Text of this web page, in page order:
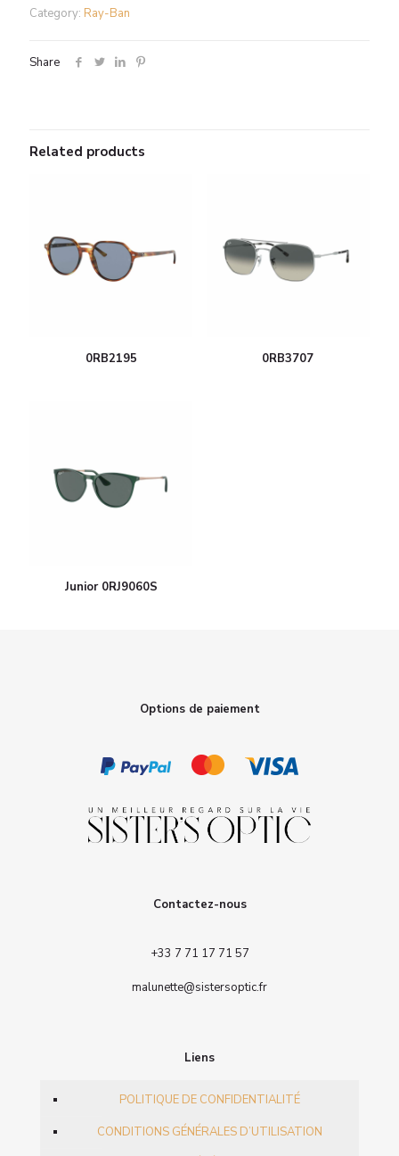
Category: Ray-Ban
Share
Related products
0RB2195 0RB3707
Junior 0RJ9060S
Options de paiement
Contactez-nous
+33 7 71 17 71 57
malunette@sistersoptic.fr
Liens
POLITIQUE DE CONFIDENTIALITÉ
CONDITIONS GÉNÉRALES D’UTILISATION